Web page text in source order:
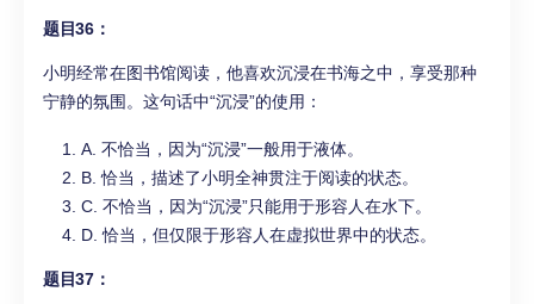
题目36：
小明经常在图书馆阅读，他喜欢沉浸在书海之中，享受那种
宁静的氛围。这句话中“沉浸”的使用：
A. 不恰当，因为“沉浸”一般用于液体。
B. 恰当，描述了小明全神贯注于阅读的状态。
C. 不恰当，因为“沉浸”只能用于形容人在水下。
D. 恰当，但仅限于形容人在虚拟世界中的状态。
题目37：